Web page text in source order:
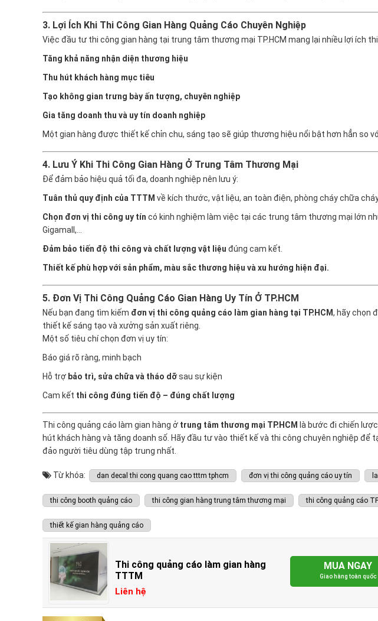
3. Lợi Ích Khi Thi Công Gian Hàng Quảng Cáo Chuyên Nghiệp
Việc đầu tư thi công gian hàng tại trung tâm thương mại TP.HCM mang lại nhiều lợi ích
Tăng khả năng nhận diện thương hiệu
Thu hút khách hàng mục tiêu
Tạo không gian trưng bày ấn tượng, chuyên nghiệp
Gia tăng doanh thu và uy tín doanh nghiệp
Một gian hàng được thiết kế chỉn chu, sáng tạo sẽ giúp thương hiệu nổi bật hơn hẳn so
4. Lưu Ý Khi Thi Công Gian Hàng Ở Trung Tâm Thương Mại
Để đảm bảo hiệu quả tối đa, doanh nghiệp nên lưu ý:
Tuân thủ quy định của TTTM về kích thước, vật liệu, an toàn điện, phòng cháy chữa
Chọn đơn vị thi công uy tín có kinh nghiệm làm việc tại các trung tâm thương mại lớn
Gigamall,…
Đảm bảo tiến độ thi công và chất lượng vật liệu đúng cam kết.
Thiết kế phù hợp với sản phẩm, màu sắc thương hiệu và xu hướng hiện đại.
5. Đơn Vị Thi Công Quảng Cáo Gian Hàng Uy Tín Ở TP.HCM
Nếu bạn đang tìm kiếm đơn vị thi công quảng cáo làm gian hàng tại TP.HCM, hãy chọn
thiết kế sáng tạo và xưởng sản xuất riêng.
Một số tiêu chí chọn đơn vị uy tín:
Báo giá rõ ràng, minh bạch
Hỗ trợ bảo trì, sửa chữa và tháo dỡsau sự kiện
Cam kết thi công đúng tiến độ – đúng chất lượng
Thi công quảng cáo làm gian hàng ở trung tâm thương mại TP.HCM là bước đi chiến
hút khách hàng và tăng doanh số. Hãy đầu tư vào thiết kế và thi công chuyên nghiệp để
đảo người tiêu dùng tập trung nhất.
Từ khóa: dan decal thi cong quang cao tttm tphcm đơn vị thi công quảng cáo uy tín
thi công booth quảng cáo thi công gian hàng trung tâm thương mại thi công quảng cáo
thiết kế gian hàng quảng cáo
Thi công quảng cáo làm gian hàng
TTTM
Liên hệ
MUA NGAY
Giao hàng toàn quốc